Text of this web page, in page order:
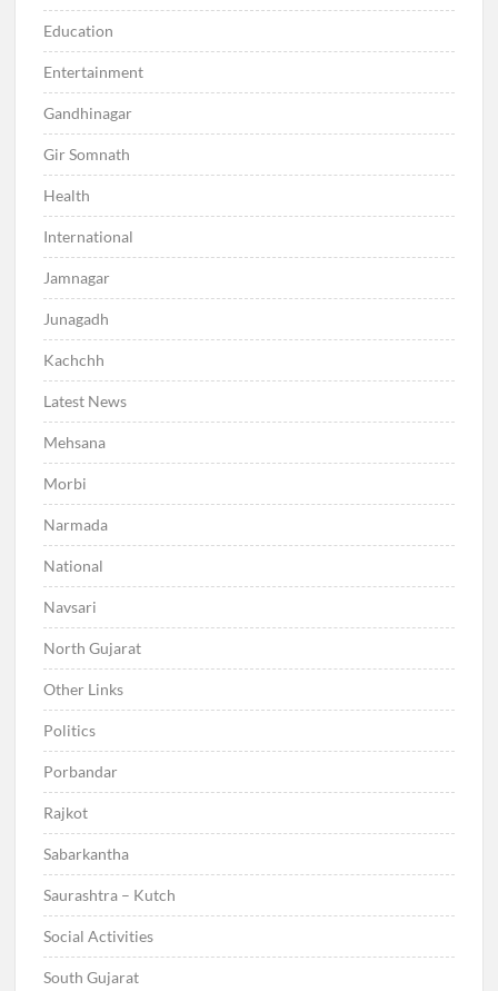
Education
Entertainment
Gandhinagar
Gir Somnath
Health
International
Jamnagar
Junagadh
Kachchh
Latest News
Mehsana
Morbi
Narmada
National
Navsari
North Gujarat
Other Links
Politics
Porbandar
Rajkot
Sabarkantha
Saurashtra – Kutch
Social Activities
South Gujarat